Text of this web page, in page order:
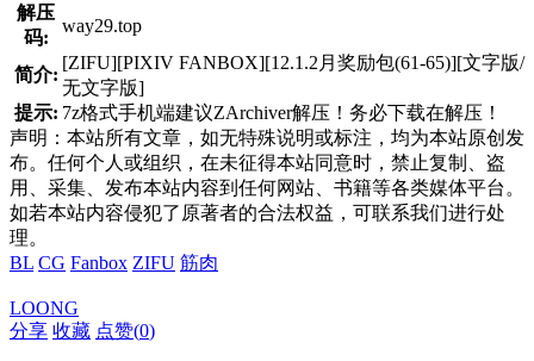
解压
码:
way29.top
简介:
[ZIFU][PIXIV FANBOX][12.1.2月奖励包(61-65)][文字版/
无文字版]
提示: 7z格式手机端建议ZArchiver解压！务必下载在解压！
声明：本站所有文章，如无特殊说明或标注，均为本站原创发
布。任何个人或组织，在未征得本站同意时，禁止复制、盗
用、采集、发布本站内容到任何网站、书籍等各类媒体平台。
如若本站内容侵犯了原著者的合法权益，可联系我们进行处
理。
BL CG Fanbox ZIFU 筋肉
LOONG
分享 收藏 点赞(0)